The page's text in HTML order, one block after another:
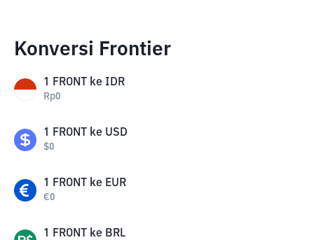
Konversi Frontier
1 FRONT ke IDR
Rp0
1 FRONT ke USD
$0
1 FRONT ke EUR
€0
1 FRONT ke BRL